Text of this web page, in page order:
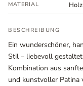
MATERIAL Holz
BESCHREIBUNG
Ein wunderschöner,
Stil – liebevoll
Kombination aus
und kunstvoller Patina